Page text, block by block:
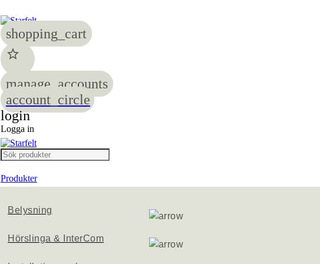
shopping_cart
star
manage_accounts
account_circle
login
Logga in
Produkter
Belysning
Hörslinga & InterCom